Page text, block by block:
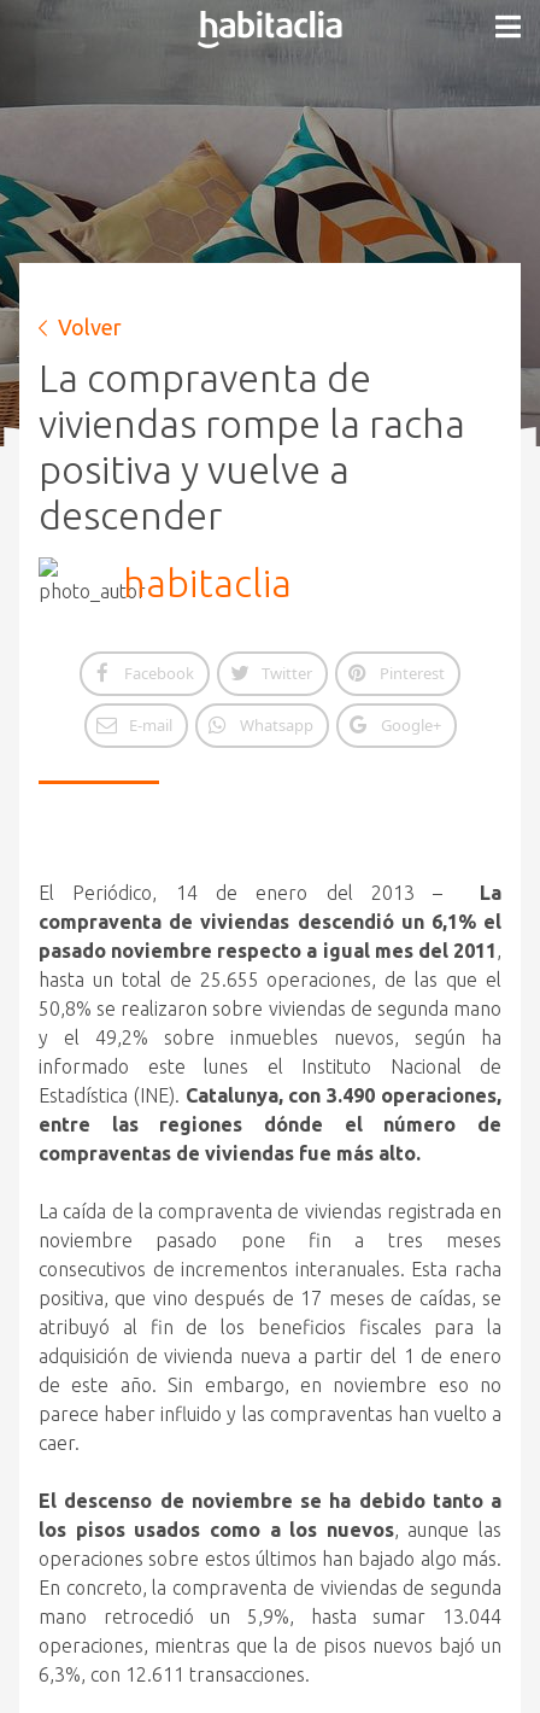
Volver
La compraventa de
viviendas rompe la racha
positiva y vuelve a
descender
habitaclia
Facebook Twitter Pinterest
E-mail Whatsapp Google+
El Periódico, 14 de enero del 2013 – La
compraventa de viviendas descendió un 6,1% el
pasado noviembre respecto a igual mes del 2011,
hasta un total de 25.655 operaciones, de las que el
50,8% se realizaron sobre viviendas de segunda mano
y el 49,2% sobre inmuebles nuevos, según ha
informado este lunes el Instituto Nacional de
Estadística (INE). Catalunya, con 3.490 operaciones,
entre las regiones dónde el número de
compraventas de viviendas fue más alto.
La caída de la compraventa de viviendas registrada en
noviembre pasado pone fin a tres meses
consecutivos de incrementos interanuales. Esta racha
positiva, que vino después de 17 meses de caídas, se
atribuyó al fin de los beneficios fiscales para la
adquisición de vivienda nueva a partir del 1 de enero
de este año. Sin embargo, en noviembre eso no
parece haber influido y las compraventas han vuelto a
caer.
El descenso de noviembre se ha debido tanto a
los pisos usados como a los nuevos, aunque las
operaciones sobre estos últimos han bajado algo más.
En concreto, la compraventa de viviendas de segunda
mano retrocedió un 5,9%, hasta sumar 13.044
operaciones, mientras que la de pisos nuevos bajó un
6,3%, con 12.611 transacciones.